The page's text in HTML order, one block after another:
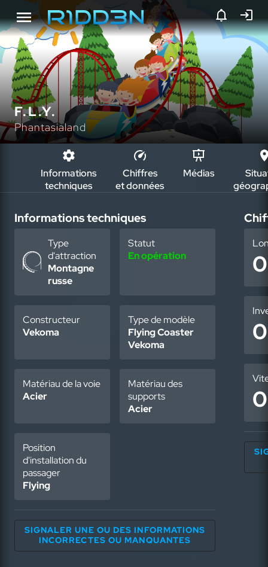
F.L.Y.
Phantasialand
Informations
techniques
Chiffres
et données
Médias
Informations techniques
Type
d'attraction
Montagne
russe
Statut
En opération
Constructeur
Vekoma
Type de modèle
Flying Coaster
Vekoma
Matériau de la voie
Acier
Matériau des
supports
Acier
Position
d'installation du
passager
Flying
SIGNALER UNE OU DES INFORMATIONS
INCORRECTES OU MANQUANTES
0